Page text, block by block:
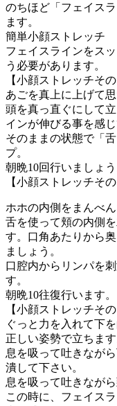
のちほど「フェイス
ます。
簡単小顔ストレッチ
フェイスラインをス
う必要があります。
【小顔ストレッチその
あごを真上に上げて思
頭を真っ直ぐにして
インが伸びる事を感じ
そのままの状態で「
プ。
朝晩10回行いましょう
【小顔ストレッチその
ホホの内側をまんべん
舌を使って頬の内側
す。口角あたりから
ましょう。
口腔内からリンパを
す。
朝晩10往復行います。
【小顔ストレッチその
ぐっと力を入れて下
正しい姿勢で立ちます
息を吸って吐きなが
潰して下さい。
息を吸って吐きながら
この時に、フェイス